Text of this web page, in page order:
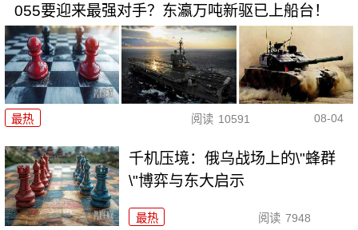
055要迎来最强对手？东瀛万吨新驱已上船台！
最热 阅读 10591 08-04
千机压境：俄乌战场上的\"蜂群
\"博弈与东大启示
最热 阅读 7948